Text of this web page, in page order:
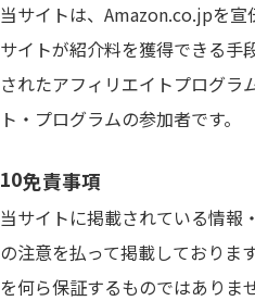
当サイトは、Amazon.co.jpを宣
サイトが紹介料を獲得できる手
されたアフィリエイトプログラ
ト・プログラムの参加者です。
免責事項
当サイトに掲載されている情報
の注意を払って掲載しておりま
を何ら保証するものではありま